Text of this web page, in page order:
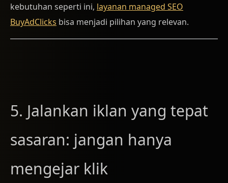
kebutuhan seperti ini, layanan managed SEO
BuyAdClicks bisa menjadi pilihan yang relevan.
5. Jalankan iklan yang tepat
sasaran: jangan hanya
mengejar klik